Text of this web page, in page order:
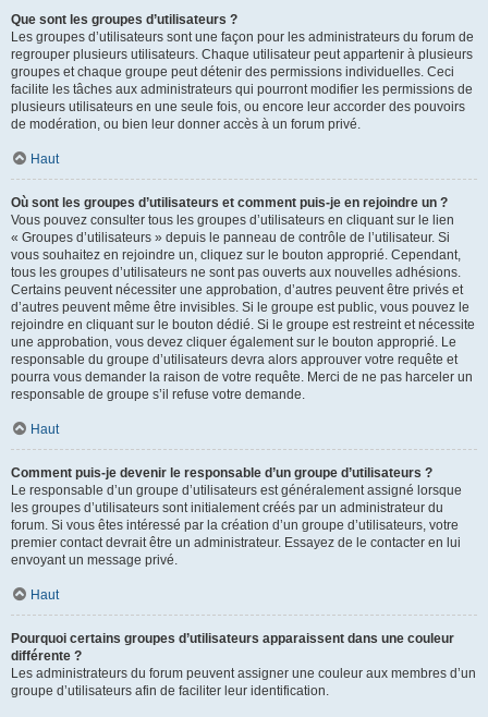
Que sont les groupes d’utilisateurs ?
Les groupes d’utilisateurs sont une façon pour les administrateurs du forum de
regrouper plusieurs utilisateurs. Chaque utilisateur peut appartenir à plusieurs
groupes et chaque groupe peut détenir des permissions individuelles. Ceci
facilite les tâches aux administrateurs qui pourront modifier les permissions de
plusieurs utilisateurs en une seule fois, ou encore leur accorder des pouvoirs
de modération, ou bien leur donner accès à un forum privé.
Haut
Où sont les groupes d’utilisateurs et comment puis-je en rejoindre un ?
Vous pouvez consulter tous les groupes d’utilisateurs en cliquant sur le lien
« Groupes d’utilisateurs » depuis le panneau de contrôle de l’utilisateur. Si
vous souhaitez en rejoindre un, cliquez sur le bouton approprié. Cependant,
tous les groupes d’utilisateurs ne sont pas ouverts aux nouvelles adhésions.
Certains peuvent nécessiter une approbation, d’autres peuvent être privés et
d’autres peuvent même être invisibles. Si le groupe est public, vous pouvez le
rejoindre en cliquant sur le bouton dédié. Si le groupe est restreint et nécessite
une approbation, vous devez cliquer également sur le bouton approprié. Le
responsable du groupe d’utilisateurs devra alors approuver votre requête et
pourra vous demander la raison de votre requête. Merci de ne pas harceler un
responsable de groupe s’il refuse votre demande.
Haut
Comment puis-je devenir le responsable d’un groupe d’utilisateurs ?
Le responsable d’un groupe d’utilisateurs est généralement assigné lorsque
les groupes d’utilisateurs sont initialement créés par un administrateur du
forum. Si vous êtes intéressé par la création d’un groupe d’utilisateurs, votre
premier contact devrait être un administrateur. Essayez de le contacter en lui
envoyant un message privé.
Haut
Pourquoi certains groupes d’utilisateurs apparaissent dans une couleur
différente ?
Les administrateurs du forum peuvent assigner une couleur aux membres d’un
groupe d’utilisateurs afin de faciliter leur identification.